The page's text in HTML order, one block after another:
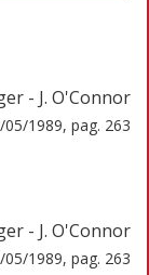
- J. O'Connor
1989, pag. 263
- J. O'Connor
1989, pag. 263